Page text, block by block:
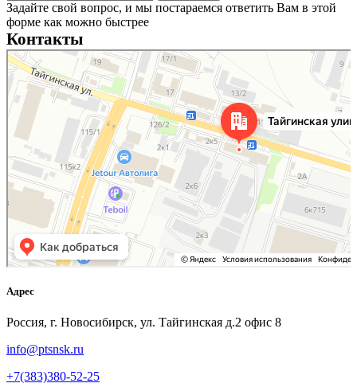
Задайте свой вопрос, и мы постараемся ответить Вам в этой
форме как можно быстрее
Контакты
Новосибирск
Тайгинская улица, 2 на карте Новосибирска — Яндекс Карты
Адрес
Россия, г. Новосибирск, ул. Тайгинская д.2 офис 8
info@ptsnsk.ru
+7(383)380-52-25